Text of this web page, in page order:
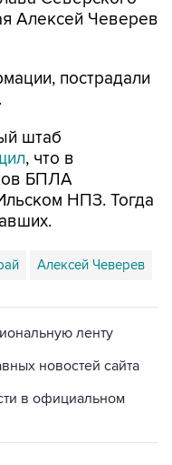
Алексей Чеверев
пострадали
штаб
, что в
БПЛА
НПЗ. Тогда
Алексей Чеверев
ленту
новостей сайта
в официальном